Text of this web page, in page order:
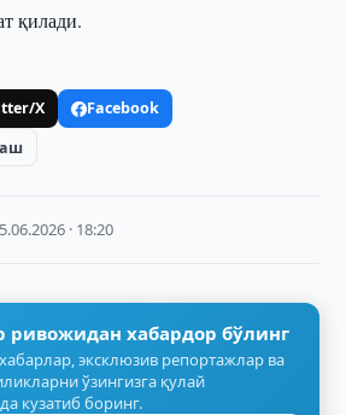
қилади.
X
Facebook
· 18:20
ривожидан хабардор бўлинг
эксклюзив репортажлар ва
ўзингизга қулай
кузатиб боринг.